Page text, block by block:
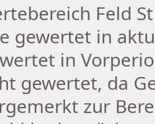
Feld
gewertet in
in
gewertet, da
zur